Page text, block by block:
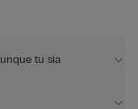
tu sia